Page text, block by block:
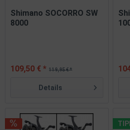
Shimano SOCORRO SW
8000
119,95 € *
109,50 € *
Details